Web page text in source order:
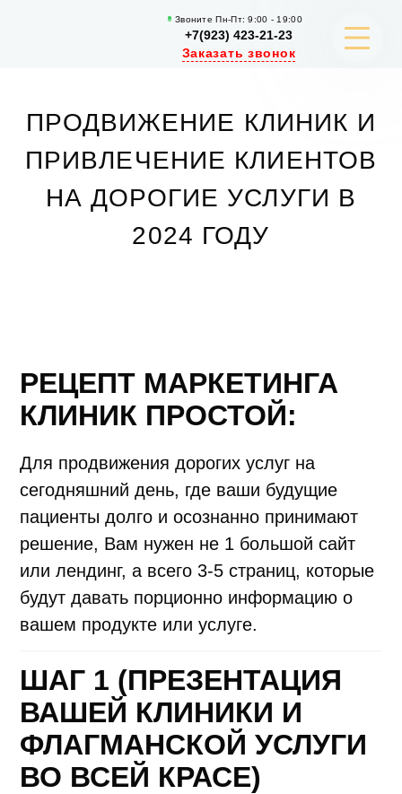
Звоните Пн-Пт: 9:00 - 19:00
+7(923) 423-21-23
Заказать звонок
РАЗРАБОТКА САЙТОВ
РЕКЛАМА И ПРОДВИЖЕНИЕ
КОНТЕНТ МАРКЕТИНГ
ПОРТФОЛИО
ПРОДВИЖЕНИЕ КЛИНИК И
ПРИВЛЕЧЕНИЕ КЛИЕНТОВ
НА ДОРОГИЕ УСЛУГИ В
2024 ГОДУ
РЕЦЕПТ МАРКЕТИНГА
КЛИНИК ПРОСТОЙ:
Для продвижения дорогих услуг на
сегодняшний день, где ваши будущие
пациенты долго и осознанно принимают
решение, Вам нужен не 1 большой сайт
или лендинг, а всего 3-5 страниц, которые
будут давать порционно информацию о
вашем продукте или услуге.
ШАГ 1 (ПРЕЗЕНТАЦИЯ
ВАШЕЙ КЛИНИКИ И
ФЛАГМАНСКОЙ УСЛУГИ
ВО ВСЕЙ КРАСЕ)